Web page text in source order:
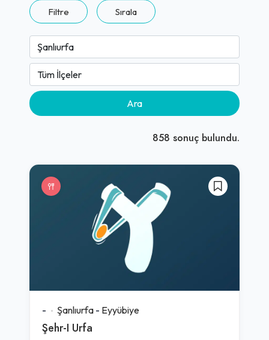
Filtre Sırala
Ara
858 sonuç bulundu.
- Şanlıurfa - Eyyübiye
Şehr-I Urfa